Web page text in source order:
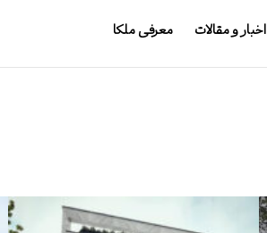
اخبار و مقالات معرفی ملکا